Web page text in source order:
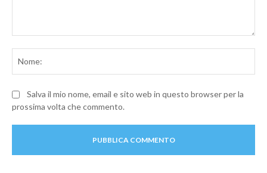
Salva il mio nome, email e sito web in questo browser per la
prossima volta che commento.